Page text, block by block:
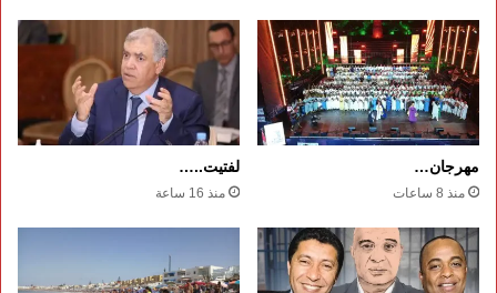
مهرجان…
منذ 8 ساعات
لفتيت..…
منذ 16 ساعة